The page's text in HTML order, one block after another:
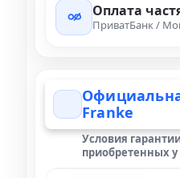
Оплата
ПриватБанк /
Franke
Условия
приобретенных у